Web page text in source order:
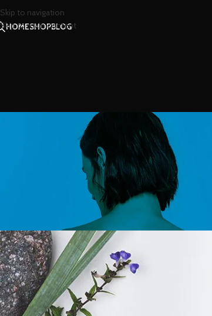
Skip to navigation
Skip to main content
HOMESHOPBLOG
กระดาษผ้าลูกไม้ หอม